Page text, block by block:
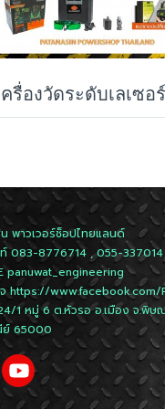
พาวเวอร์ช็อปไทยแลนด์
083-8776714 , 055-337014
panuwat_engineering
https://www.facebook.com/
1 หมู่ 6 ต.หัวรอ อ.เมือง จ.พิ
65000